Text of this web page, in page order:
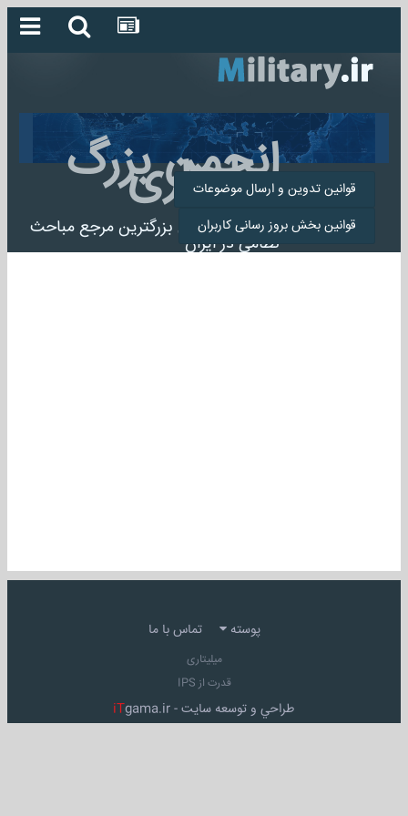
انجمن بزرگ
میلیتاری
انجمن میلیتاری بزرگترین مرجع مباحث
نظامی در ایران
قوانین تدوین و ارسال موضوعات
قوانین بخش بروز رسانی کاربران
پوسته تماس با ما
میلیتاری
قدرت از IPS
طراحي و توسعه سايت - iTgama.ir